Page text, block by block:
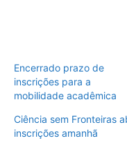
Encerrado prazo de
inscrições para a
mobilidade acadêmica
Ciência sem Fronteiras
inscrições amanhã